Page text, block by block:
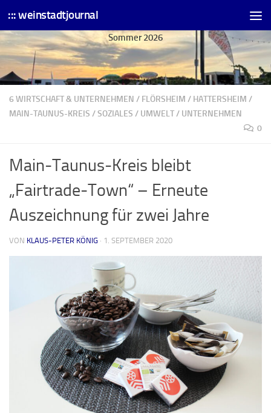
Skip to content
::: weinstadtjournal
Sommer 2026
6 WIRTSCHAFT & UNTERNEHMEN / FLÖRSHEIM / HATTERSHEIM /
MAIN-TAUNUS-KREIS /SOZIALES / UMWELT/ UNTERNEHMEN
0
Main-Taunus-Kreis bleibt
„Fairtrade-Town“ – Erneute
Auszeichnung für zwei Jahre
VON KLAUS-PETER KÖNIG · 1. SEPTEMBER 2020